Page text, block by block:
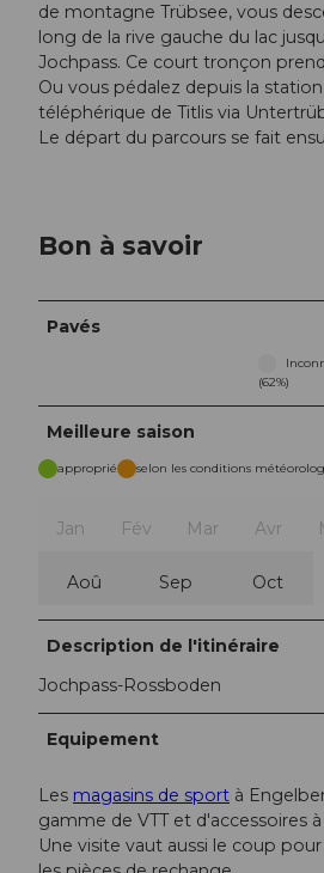
de montagne Trübsee, vous
long de la rive gauche du lac
Jochpass. Ce court tronçon
Ou vous pédalez depuis la
téléphérique de Titlis via
Le départ du parcours se fait
Bon à savoir
Pavés
(62%)
Meilleure saison
approprié selon les conditions
Jan Fév Mar Avr
Aoû Sep Oct
Description de l'itinéraire
Jochpass-Rossboden
Equipement
Les magasins de sport à
gamme de VTT et d'accessoires
Une visite vaut aussi le coup